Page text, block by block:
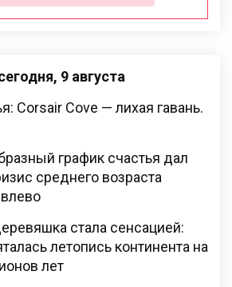
9 августа
Corsair Cove — лихая гавань.
график счастья дал
среднего возраста
стала сенсацией:
летопись континента на
лет